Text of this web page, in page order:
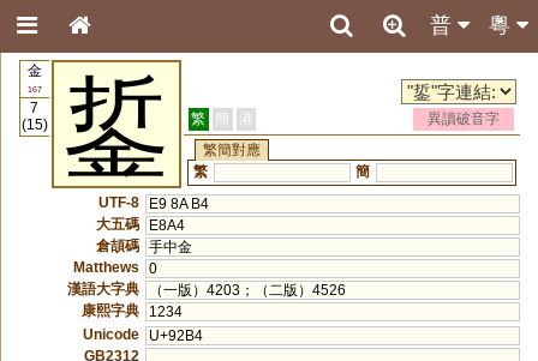
粵
普
金
167
7
(15)
銴 繁 簡 港
異讀破音字
繁簡對應
繁
簡
UTF-8
E9 8A B4
大五碼
E8A4
倉頡碼 手中金
Matthews
0
漢語大字典
（一版）4203；（二版）4526
康熙字典
1234
Unicode
U+92B4
GB2312